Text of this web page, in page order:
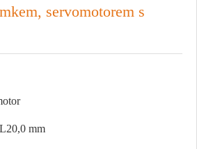
servomotorem s
mm